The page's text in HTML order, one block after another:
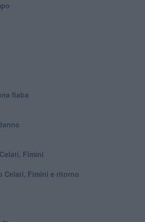
fiaba
Fimini
Celati, Fimini e ritorno